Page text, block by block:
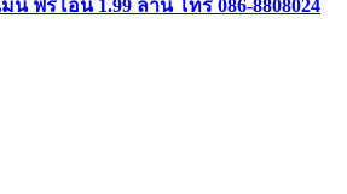
น ฟรีโอน 1.99 ล้าน โทร 086-8808024